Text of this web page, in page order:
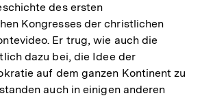
des ersten
Kongresses der christlichen
Er trug, wie auch die
dazu bei, die Idee der
auf dem ganzen Kontinent zu
auch in einigen anderen